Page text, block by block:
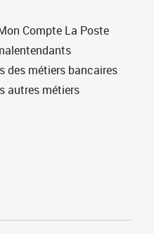
Compte La Poste
des métiers bancaires
autres métiers